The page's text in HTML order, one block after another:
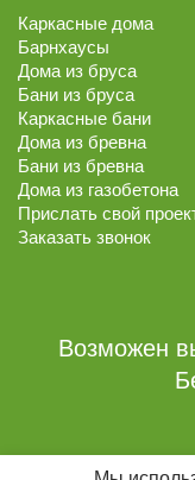
Каркасные дома
Барнхаусы
Дома из бруса
Бани из бруса
Каркасные бани
Дома из бревна
Бани из бревна
Дома из газобетона
Прислать свой
Заказать звонок
Возможен